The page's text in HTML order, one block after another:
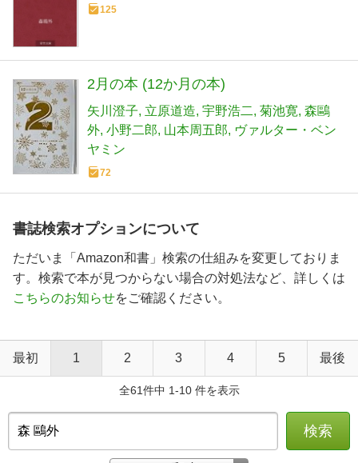
125
2月の本 (12か月の本)
矢川澄子 立原道造 宇野浩二 菊池寛 森鷗
外 小野二郎 山本周五郎
ヴァルター・ベン
ヤミン
72
書誌検索オプションについて
ただいま「Amazon和書」検索の仕組みを変更しておりま
す。検索で本が見つからない場合の対処法など、詳しくは
こちらのお知らせをご確認ください。
最初 1 2 3 4 5 最後
全61件中 1-10 件を表示
検索